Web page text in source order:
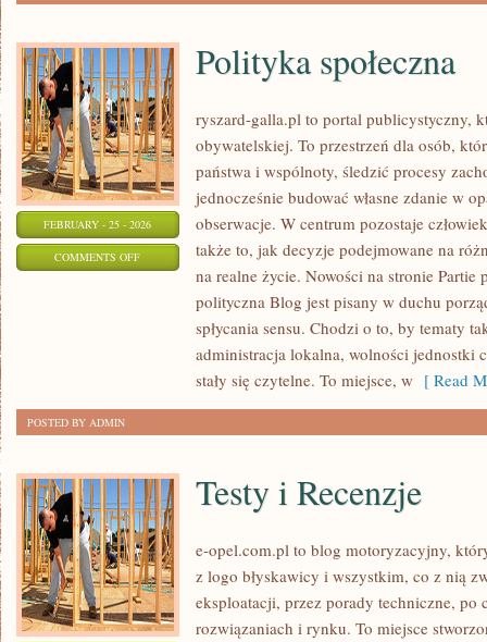
FEBRUARY - 25 - 2026
COMMENTS OFFON
SPOŁECZNA
Polityka społeczna
ryszard-galla.pl to portal publicystyczny,
obywatelskiej. To przestrzeń dla osób,
państwa i wspólnoty, śledzić procesy
jednocześnie budować własne zdanie w
obserwacje. W centrum pozostaje
także to, jak decyzje podejmowane na
na realne życie. Nowości na stronie Partie
polityczna Blog jest pisany w duchu
spłycania sensu. Chodzi o to, by tematy
administracja lokalna, wolności jednostki
stały się czytelne. To miejsce, w [ Read
POSTED BY ADMIN
Testy i Recenzje
e-opel.com.pl to blog motoryzacyjny,
z logo błyskawicy i wszystkim, co z nią
eksploatacji, przez porady techniczne, po
rozwiązaniach i rynku. To miejsce